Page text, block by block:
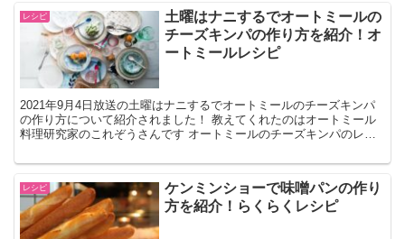
レシピ
土曜はナニするでオートミールの
チーズキンパの作り方を紹介！オ
ートミールレシピ
2021年9月4日放送の土曜はナニするでオートミールのチーズキンパ
の作り方について紹介されました！ 教えてくれたのはオートミール
料理研究家のこれぞうさんです オートミールのチーズキンパのレシ
レシピ
ケンミンショーで味噌パンの作り
方を紹介！らくらくレシピ